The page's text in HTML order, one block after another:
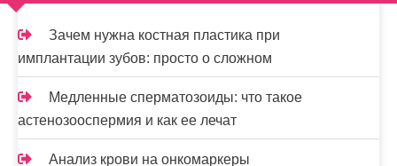
з
а
п
и
с
Зачем нужна костная пластика при
имплантации зубов: просто о сложном
Медленные сперматозоиды: что такое
астенозооспермия и как ее лечат
Анализ крови на онкомаркеры